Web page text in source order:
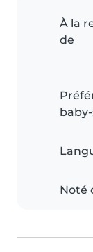
À la
de
Noté